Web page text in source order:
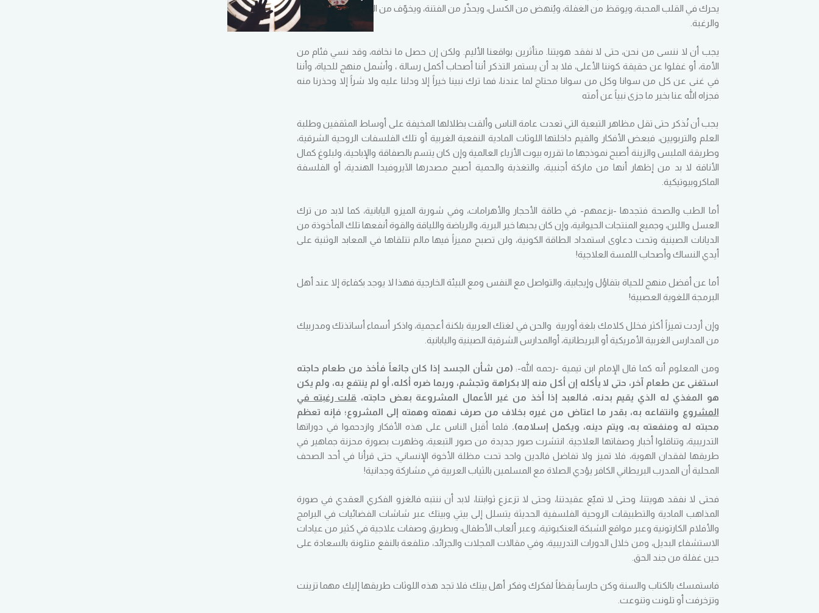
يحرك في القلب المحبة، ويوقظ من الغفلة، ويُنهض من الكسل، ويحذّر من الفتنة، ويخوّف من البدعة، ويُعظم الأنس
والرغبة.
يجب أن لا ننسى من نحن، حتى لا نفقد هويتنا. متأثرين بواقعنا الأليم. ولكن إن حصل ما نخافه، وقد نسي فئام من
الأمة، أو غفلوا عن حقيقة كوننا الأعلى، فلا بد أن يستمر التذكر أننا أصحاب أكمل رسالة ، وأشمل منهج للحياة، وأننا
في غنى عن كل من سوانا وكل من سوانا محتاج لما عندنا، فما ترك نبينا خيراً إلا ودلنا عليه ولا شراً إلا وحذرنا منه
فجزاه الله عنا بخير ما جزى نبياً عن أمته
يجب أن نُذكر حتى تقل مظاهر التبعية التي تعدت عامة الناس وألقت بظلالها المخيفة على أوساط المثقفين وطلبة
العلم والتربويين، فبعض الأفكار والقيم داخلتها اللوثات المادية النفعية الغربية أو تلك الفلسفات الروحية الشرقية،
وطريقة الملبس والزينة أصبح نموذجها ما تقرره بيوت الأزياء العالمية وإن كان يتسم بالصفاقة والإباحية، ولبلوغ كمال
الأناقة لا بد من إظهار أنها من ماركة أجنبية، والتغذية والحمية أصبح مصدرها الآيروفيدا الهندية، أو الفلسفة
الماكروبيوتيكية.
أما الطب والصحة فتجدها -بزعمهم- في طاقة الأحجار والأهرامات، وفي شوربة الميزو اليابانية، كما لابد من ترك
العسل واللبن، وجميع المنتجات الحيوانية، وإن كان يحبها خير البرية، والرياضة واللياقة والقوة أنفعها تلك المأخوذة من
الديانات الصينية وتحت دعاوى استمداد الطاقة الكونية، ولن تصبح مميزاً فيها مالم تتلقاها في المعابد الوثنية على
أيدي النساك وأصحاب اللمسة العلاجية!
أما عن أفضل منهج للحياة بتفاؤل وإيجابية، والتواصل مع النفس ومع البيئة الخارجية فهذا لا يوجد بكفاءة إلا عند أهل
البرمجة اللغوية العصبية!
وإن أردت تميزاً أكثر فخلل كلامك بلغة أوربية والحن في لغتك العربية بلكنة أعجمية، واذكر أسماء أساتذتك ومدربيك
من المدارس الغربية الأمريكية أو البريطانية، أوالمدارس الشرقية الصينية واليابانية.
ومن المعلوم أنه كما قال الإمام ابن تيمية -رحمه الله-: (من شأن الجسد إذا كان جائعاً فأخذ من طعام حاجته
استغنى عن طعام آخر، حتى لا يأكله إن أكل منه إلا بكراهة وتجشم، وربما ضره أكله، أو لم ينتفع به، ولم يكن
هو المغذي له الذي يقيم بدنه، فالعبد إذا أخذ من غير الأعمال المشروعة بعض حاجته، قلت رغبته في
المشروع وانتفاعه به، بقدر ما اعتاض من غيره بخلاف من صرف نهمته وهمته إلى المشروع؛ فإنه تعظم
محبته له ومنفعته به، ويتم دينه، ويكمل إسلامه). فلما أقبل الناس على هذه الأفكار وازدحموا في دوراتها
التدريبية، وتناقلوا أخبار وصفاتها العلاجية. انتشرت صور جديدة من صور التبعية، وظهرت بصورة محزنة جماهير في
طريقها لفقدان الهوية، فلا تميز ولا تفاضل فالدين واحد تحت مظلة الأخوة الإنساني، حتى قرأنا في أحد الصحف
المحلية أن المدرب البريطاني الكافر يؤدي الصلاة مع المسلمين بالثياب العربية في مشاركة وجدانية!
فحتى لا نفقد هويتنا، وحتى لا تميّع عقيدتنا، وحتى لا تزعزع ثوابتنا، لابد أن ننتبه فالغزو الفكري العقدي في صورة
المذاهب المادية والتطبيقات الروحية الفلسفية الحديثة يتسلل إلى بيتي وبيتك عبر شاشات الفضائيات في البرامج
والأفلام الكارتونية وعبر مواقع الشبكة العنكبوتية، وعبر ألعاب الأطفال، وبطريق وصفات علاجية في كثير من عيادات
الاستشفاء البديل، ومن خلال الدورات التدريبية، وفي مقالات المجلات والجرائد، متلفعة بالنفع متلونة بالسعادة على
حين غفلة من جند الحق.
فاستمسك بالكتاب والسنة وكن حارساً يقظاً لفكرك وفكر أهل بيتك فلا تجد هذه اللوثات طريقها إليك مهما تزينت
وتزخرفت أو تلونت وتنوعت.